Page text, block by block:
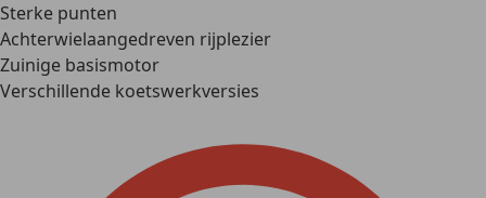
Sterke punten
Achterwielaangedreven rijplezier
Zuinige basismotor
Verschillende koetswerkversies